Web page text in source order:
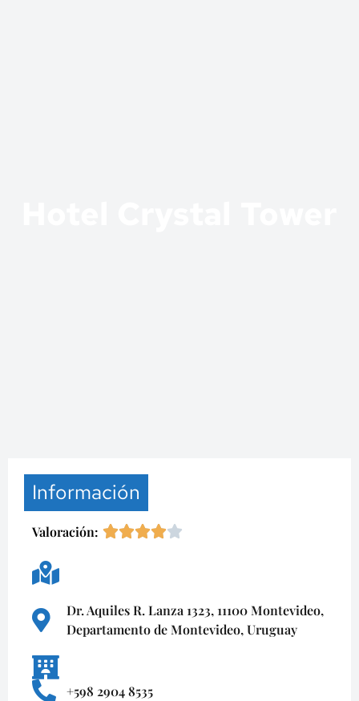
Información
Valoración:
Dr. Aquiles R. Lanza 1323, 11100 Montevideo,
Departamento de Montevideo, Uruguay
+598 2904 8535